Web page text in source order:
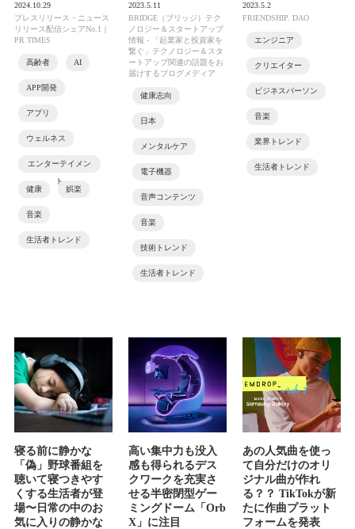
2024.10.29
プレスリリース・ニュース
リリース配信シェアNo.1｜
PR TIMES
高齢者 AI
APP開発
アプリ
ウェルネス
エンターテイメン
ト
健康
娯楽
音楽
生活者トレンド
2023.5.11
BRIDGE（ブリッジ）テク
ノロジー＆スタートアップ
情報 - 「起業家と投資家を
繋ぐ」テクノロジー＆スタ
ートアップ関連の話題をお
届けするブログメディア
健康志向
日本
メンタルケア
電子機器
音声コンテンツ
音楽
技術トレンド
生活者トレンド
2023.5.2
FRIENDSHIP. DAO
エンジニア
クリエイター
ビジネスパーソン
音楽
業界トレンド
生活者トレンド
寝る前に静かな
「偽」野球番組を
聴いて寝つきやす
くする生活者が登
場〜日常の中のお
気に入りの静かな
高い集中力も没入
感も得られるデス
クワークを充実さ
せる半密閉型ゲー
ミングドーム「Orb
X」に注目
あの人気曲を使っ
て自分だけのオリ
ジナル曲が作れ
る？？ TikTokが新
たに作曲プラット
フォームを発表